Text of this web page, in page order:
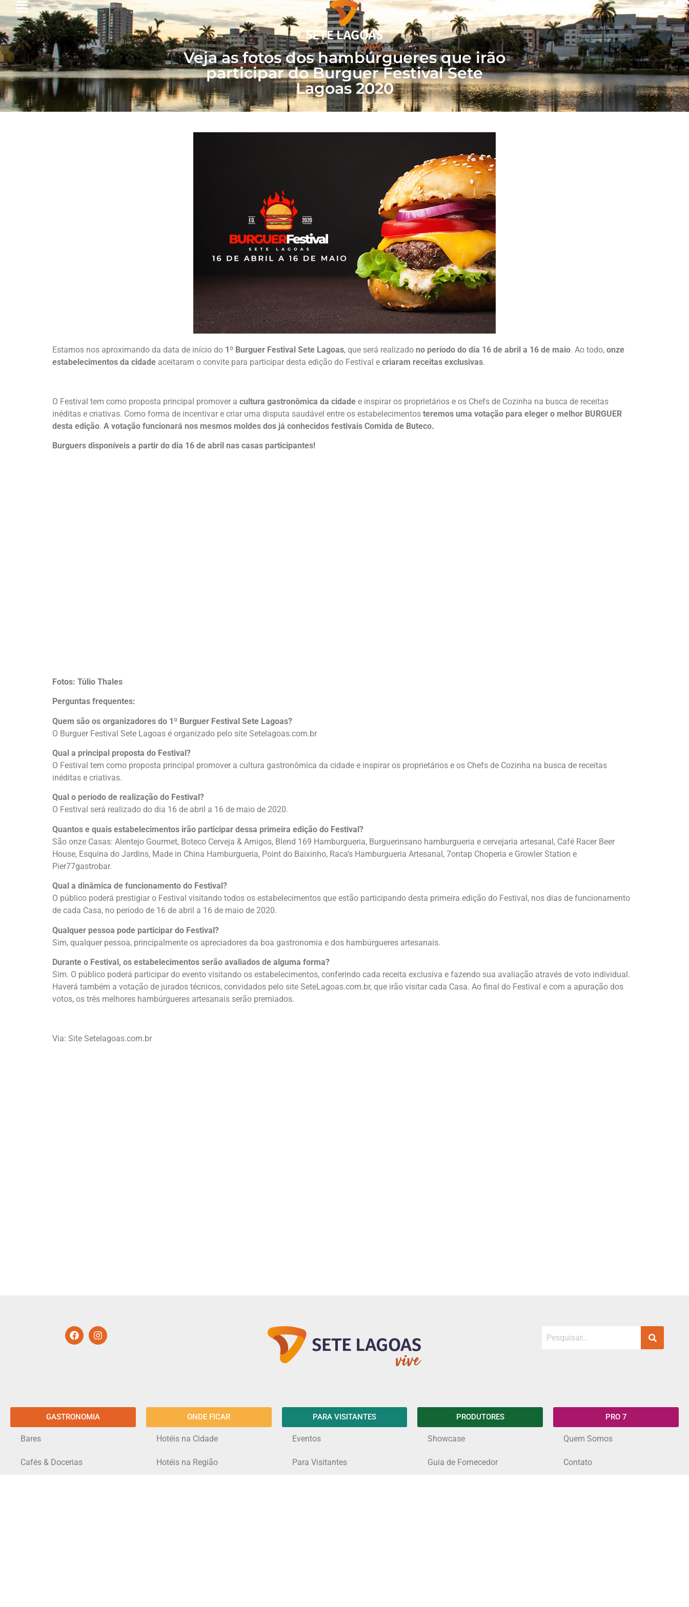
Quem somos Sete Lagoas Gastronomia Onde Ficar
Veja as fotos dos hambúrgueres que irão
participar do Burguer Festival Sete
Lagoas 2020
Estamos nos aproximando da data de início do 1º Burguer Festival Sete Lagoas, que será realizado no período do dia 16 de abril a 16 de maio. Ao todo, onze
estabelecimentos da cidade aceitaram o convite para participar desta edição do Festival e criaram receitas exclusivas.
O Festival tem como proposta principal promover a cultura gastronômica da cidade e inspirar os proprietários e os Chefs de Cozinha na busca de receitas
inéditas e criativas. Como forma de incentivar e criar uma disputa saudável entre os estabelecimentos teremos uma votação para eleger o melhor BURGUER
desta edição. A votação funcionará nos mesmos moldes dos já conhecidos festivais Comida de Buteco.
Burguers disponíveis a partir do dia 16 de abril nas casas participantes!
Fotos: Túlio Thales
Perguntas frequentes:
Quem são os organizadores do 1º Burguer Festival Sete Lagoas?
O Burguer Festival Sete Lagoas é organizado pelo site Setelagoas.com.br
Qual a principal proposta do Festival?
O Festival tem como proposta principal promover a cultura gastronômica da cidade e inspirar os proprietários e os Chefs de Cozinha na busca de receitas
inéditas e criativas.
Qual o período de realização do Festival?
O Festival será realizado do dia 16 de abril a 16 de maio de 2020.
Quantos e quais estabelecimentos irão participar dessa primeira edição do Festival?
São onze Casas: Alentejo Gourmet, Boteco Cerveja & Amigos, Blend 169 Hamburgueria, Burguerinsano hamburgueria e cervejaria artesanal, Café Racer Beer
House, Esquina do Jardins, Made in China Hamburgueria, Point do Baixinho, Raca’s Hamburgueria Artesanal, 7ontap Choperia e Growler Station e
Pier77gastrobar.
Qual a dinâmica de funcionamento do Festival?
O público poderá prestigiar o Festival visitando todos os estabelecimentos que estão participando desta primeira edição do Festival, nos dias de funcionamento
de cada Casa, no período de 16 de abril a 16 de maio de 2020.
Qualquer pessoa pode participar do Festival?
Sim, qualquer pessoa, principalmente os apreciadores da boa gastronomia e dos hambúrgueres artesanais.
Durante o Festival, os estabelecimentos serão avaliados de alguma forma?
Sim. O público poderá participar do evento visitando os estabelecimentos, conferindo cada receita exclusiva e fazendo sua avaliação através de voto individual.
Haverá também a votação de jurados técnicos, convidados pelo site SeteLagoas.com.br, que irão visitar cada Casa. Ao final do Festival e com a apuração dos
votos, os três melhores hambúrgueres artesanais serão premiados.
Via: Site Setelagoas.com.br
GASTRONOMIA
Bares
Cafés & Docerias
ONDE FICAR
Hotéis na Cidade
Hotéis na Região
PARA VISITANTES
Eventos
Para Visitantes
PRODUTORES
Showcase
Guia de Fornecedor
PRO 7
Quem Somos
Contato